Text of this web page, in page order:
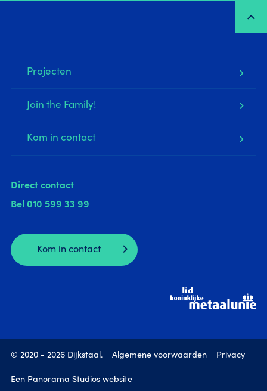
Projecten
Join the Family!
Kom in contact
Direct contact
Bel 010 599 33 99
Kom in contact
© 2020 - 2026 Dijkstaal. Algemene voorwaarden Privacy
Een Panorama Studios website